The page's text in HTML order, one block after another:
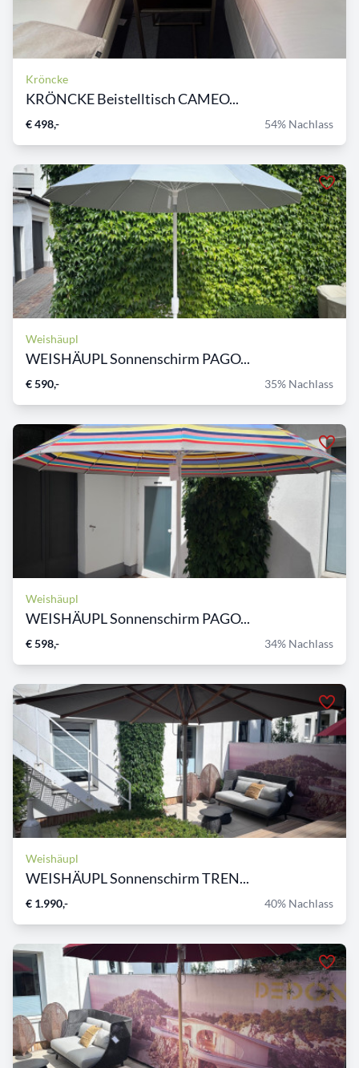
Kröncke
KRÖNCKE Beistelltisch CAMEO...
€ 498,- 54% Nachlass
Weishäupl
WEISHÄUPL Sonnenschirm PAGO...
€ 590,- 35% Nachlass
Weishäupl
WEISHÄUPL Sonnenschirm PAGO...
€ 598,- 34% Nachlass
Weishäupl
WEISHÄUPL Sonnenschirm TREN...
€ 1.990,- 40% Nachlass